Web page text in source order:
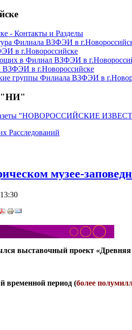
- Контакты и Разделы
Филиала ВЗФЭИ в
в г.Новороссийске
в Филиал ВЗФЭИ в
ВЗФЭИ в г.Новороссийске
группы Филиала ВЗФЭИ в
"НИ"
газеты "НОВОРОССИЙСКИЕ
Расследований
музее-
выставочный проект «Древняя
временной период (более